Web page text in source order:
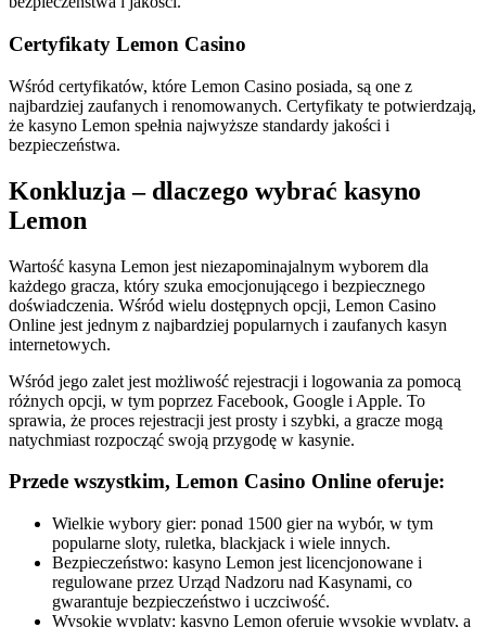
Certyfikaty Lemon Casino
Wśród certyfikatów, które Lemon Casino posiada, są one z
najbardziej zaufanych i renomowanych. Certyfikaty te potwierdzają,
że kasyno Lemon spełnia najwyższe standardy jakości i
bezpieczeństwa.
Konkluzja – dlaczego wybrać kasyno
Lemon
Wartość kasyna Lemon jest niezapominajalnym wyborem dla
każdego gracza, który szuka emocjonującego i bezpiecznego
doświadczenia. Wśród wielu dostępnych opcji, Lemon Casino
Online jest jednym z najbardziej popularnych i zaufanych kasyn
internetowych.
Wśród jego zalet jest możliwość rejestracji i logowania za pomocą
różnych opcji, w tym poprzez Facebook, Google i Apple. To
sprawia, że proces rejestracji jest prosty i szybki, a gracze mogą
natychmiast rozpocząć swoją przygodę w kasynie.
Przede wszystkim, Lemon Casino Online oferuje:
Wielkie wybory gier: ponad 1500 gier na wybór, w tym
popularne sloty, ruletka, blackjack i wiele innych.
Bezpieczeństwo: kasyno Lemon jest licencjonowane i
regulowane przez Urząd Nadzoru nad Kasynami, co
gwarantuje bezpieczeństwo i uczciwość.
Wysokie wyplaty: kasyno Lemon oferuje wysokie wyplaty, a